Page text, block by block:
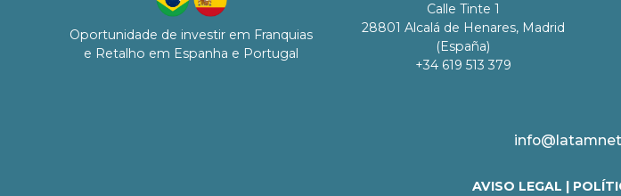
Oportunidade de investir em Franquias
e Retalho em Espanha e Portugal
Calle Tinte 1
28801 Alcalá de Henares, Madrid
(España)
+34 619 513 379
AVISO LEGAL